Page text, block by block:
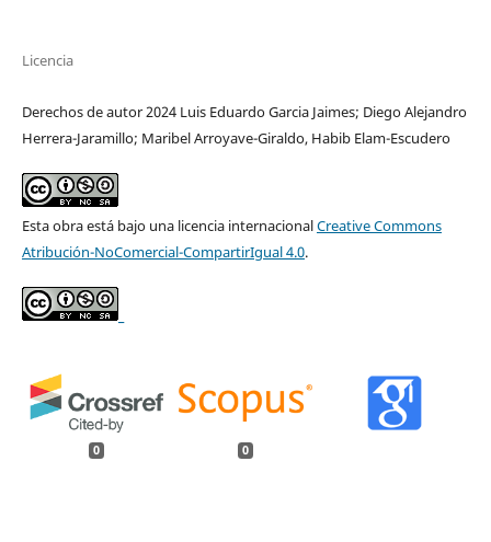
Licencia
Derechos de autor 2024 Luis Eduardo Garcia Jaimes; Diego Alejandro
Herrera-Jaramillo; Maribel Arroyave-Giraldo, Habib Elam-Escudero
Esta obra está bajo una licencia internacionalCreative Commons
Atribución-NoComercial-CompartirIgual 4.0.
_
0 0